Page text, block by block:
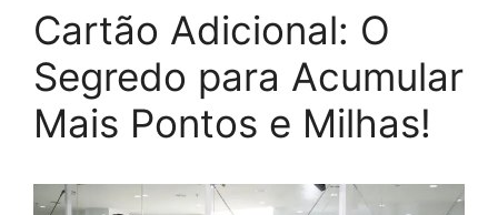
Cartão Adicional: O
Segredo para Acumular
Mais Pontos e Milhas!